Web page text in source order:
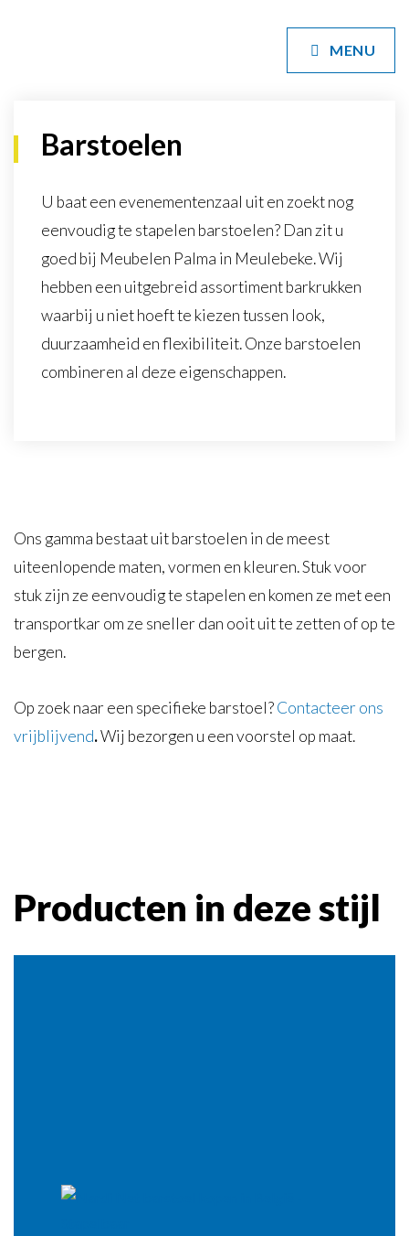
MENU
School
Publieke ruimte
Maatwerk
Get inspired
Contact
Barstoelen
U baat een evenementenzaal uit en zoekt nog
eenvoudig te stapelen barstoelen? Dan zit u
goed bij Meubelen Palma in Meulebeke. Wij
hebben een uitgebreid assortiment barkrukken
waarbij u niet hoeft te kiezen tussen look,
duurzaamheid en flexibiliteit. Onze barstoelen
combineren al deze eigenschappen.
Ons gamma bestaat uit barstoelen in de meest
uiteenlopende maten, vormen en kleuren. Stuk voor
stuk zijn ze eenvoudig te stapelen en komen ze met een
transportkar om ze sneller dan ooit uit te zetten of op te
bergen.
Op zoek naar een specifieke barstoel?Contacteer ons
vrijblijvend.Wij bezorgen u een voorstel op maat.
Producten in deze stijl